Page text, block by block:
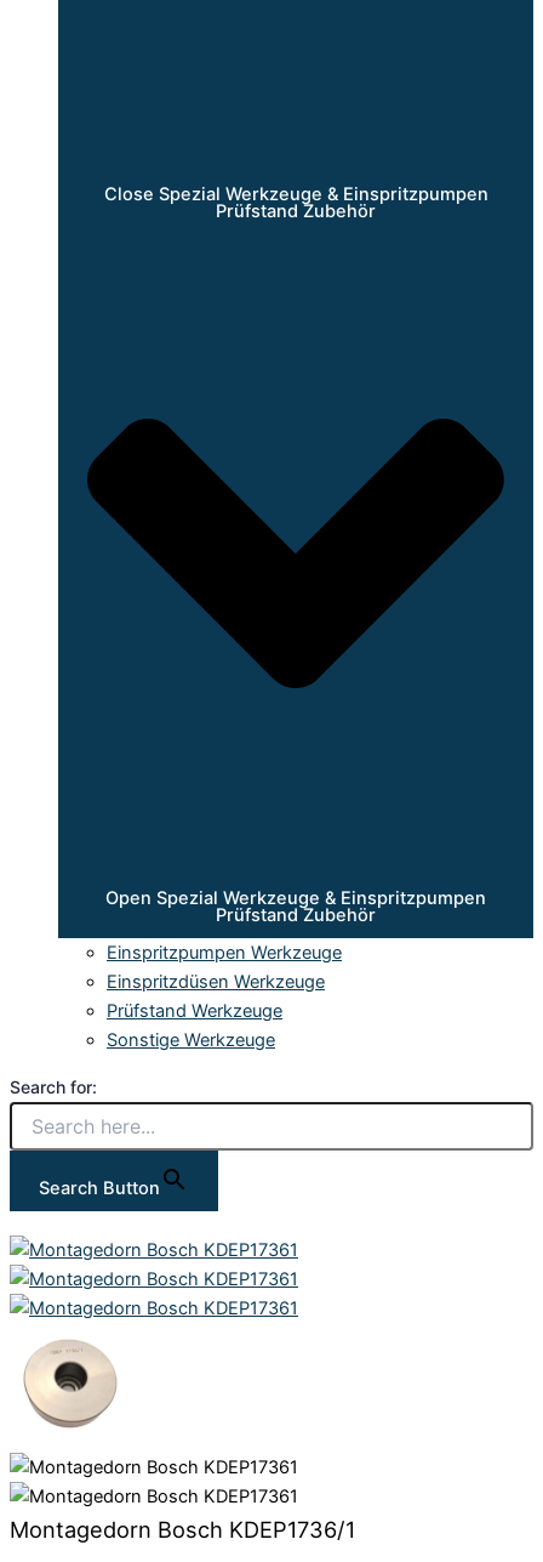
Close Spezial Werkzeuge & Einspritzpumpen
Prüfstand Zubehör
Open Spezial Werkzeuge & Einspritzpumpen
Prüfstand Zubehör
Einspritzpumpen Werkzeuge
Einspritzdüsen Werkzeuge
Prüfstand Werkzeuge
Sonstige Werkzeuge
Search for:
Search Button
Montagedorn Bosch KDEP1736/1